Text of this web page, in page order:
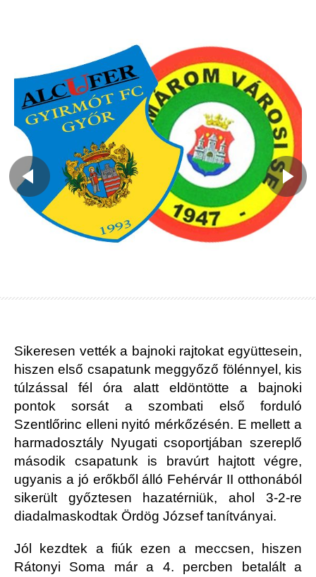
Sikeresen vették a bajnoki rajtokat együttesein,
hiszen első csapatunk meggyőző fölénnyel, kis
túlzással fél óra alatt eldöntötte a bajnoki
pontok sorsát a szombati első forduló
Szentlőrinc elleni nyitó mérkőzésén. E mellett a
harmadosztály Nyugati csoportjában szereplő
második csapatunk is bravúrt hajtott végre,
ugyanis a jó erőkből álló Fehérvár II otthonából
sikerült győztesen hazatérniük, ahol 3-2-re
diadalmaskodtak Ördög József tanítványai.
Jól kezdtek a fiúk ezen a meccsen, hiszen
Rátonyi Soma már a 4. percben betalált a